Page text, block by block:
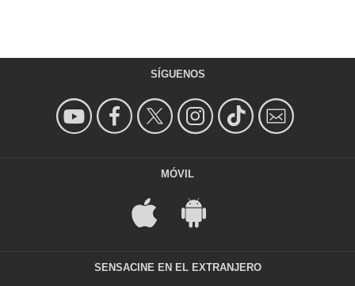
SÍGUENOS
MÓVIL
SENSACINE EN EL EXTRANJERO